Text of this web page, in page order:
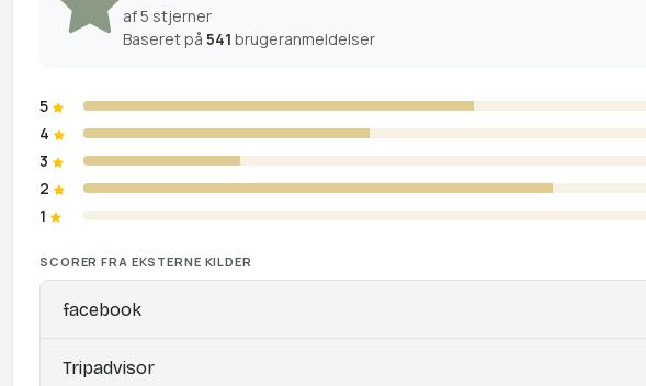
af 5 stjerner
Baseret på 541 brugeranmeldelser
5
4
3
2
1
SCORER FRA EKSTERNE KILDER
facebook
Tripadvisor